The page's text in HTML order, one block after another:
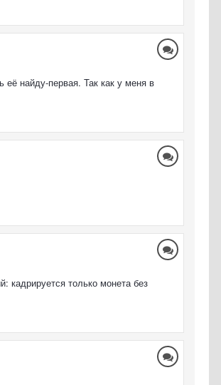
её найду-первая. Так как у меня в
кадрируется только монета без